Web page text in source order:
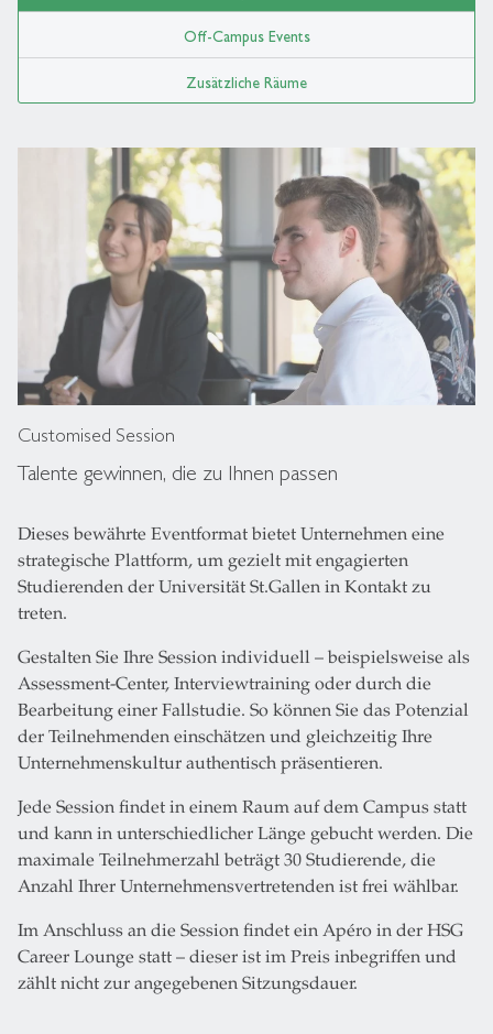
Off-Campus Events
Zusätzliche Räume
Customised Session
Talente gewinnen, die zu Ihnen passen
Dieses bewährte Eventformat bietet Unternehmen eine
strategische Plattform, um gezielt mit engagierten
Studierenden der Universität St.Gallen in Kontakt zu
treten.
Gestalten Sie Ihre Session individuell – beispielsweise als
Assessment-Center, Interviewtraining oder durch die
Bearbeitung einer Fallstudie. So können Sie das Potenzial
der Teilnehmenden einschätzen und gleichzeitig Ihre
Unternehmenskultur authentisch präsentieren.
Jede Session findet in einem Raum auf dem Campus statt
und kann in unterschiedlicher Länge gebucht werden. Die
maximale Teilnehmerzahl beträgt 30 Studierende, die
Anzahl Ihrer Unternehmensvertretenden ist frei wählbar.
Im Anschluss an die Session findet ein Apéro in der HSG
Career Lounge statt – dieser ist im Preis inbegriffen und
zählt nicht zur angegebenen Sitzungsdauer.